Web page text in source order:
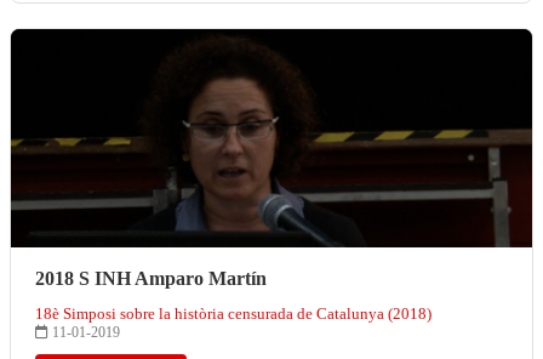
2018 S INH Amparo Martín
18è Simposi sobre la història censurada de Catalunya (2018)
11-01-2019